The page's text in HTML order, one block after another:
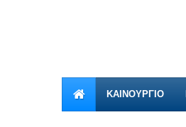
ΚΑΙΝΟΎΡΓΙΟ